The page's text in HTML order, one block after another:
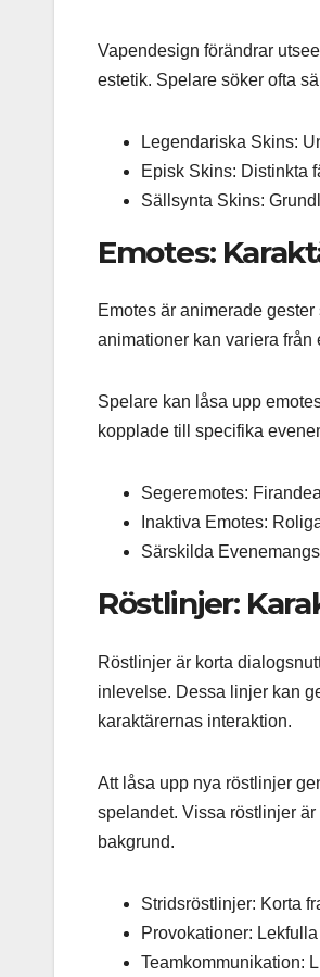
Vapendesign förändrar
estetik. Spelare söker ofta
Legendariska Skins:
Episk Skins: Distinkta
Sällsynta Skins:
Emotes:
Emotes är animerade
animationer kan variera från
Spelare kan låsa upp
kopplade till specifika
Segeremotes:
Inaktiva Emotes:
Särskilda
Röstlinjer:
Röstlinjer är korta
inlevelse. Dessa linjer kan
karaktärernas interaktion.
Att låsa upp nya röstlinjer
spelandet. Vissa röstlinjer
bakgrund.
Stridsröstlinjer: Korta
Provokationer:
Teamkommunikation: